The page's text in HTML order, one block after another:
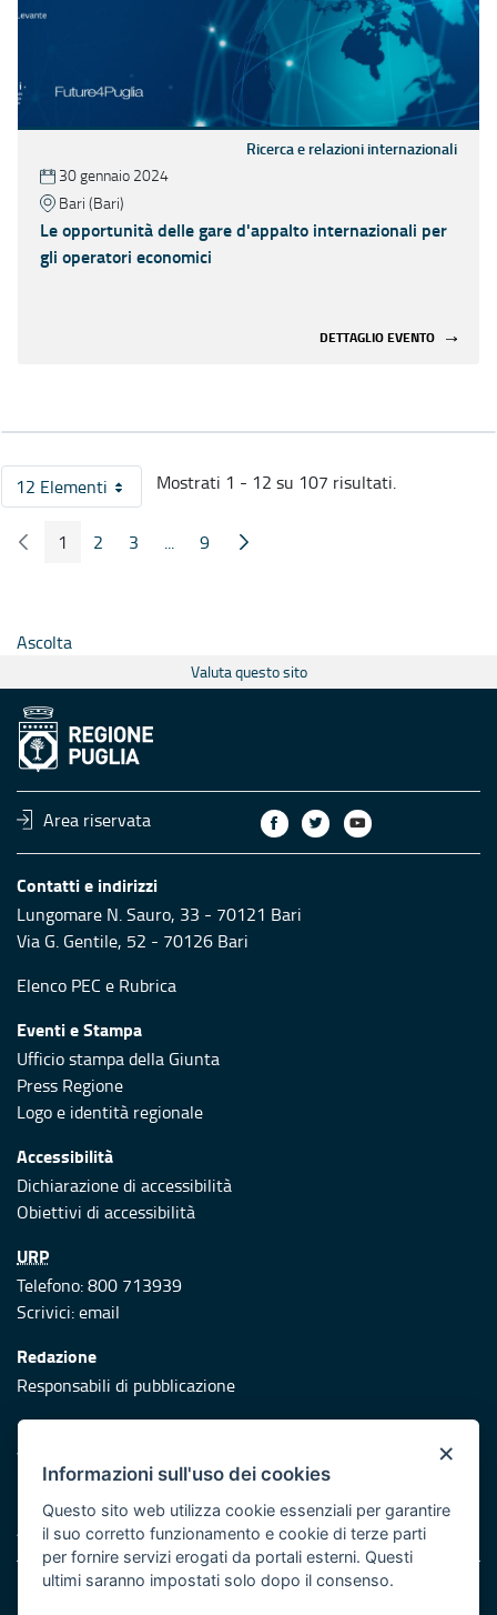
Ricerca e relazioni internazionali
30 gennaio 2024
Bari (Bari)
Le opportunità delle gare d'appalto internazionali per
gli operatori economici
DETTAGLIO EVENTO
12 ElementiPer pagina
Mostrati 1 - 12 su 107 risultati.
Pagina Precedente
Pagina
1 Pagina
2 Pagina
3 ...
Pagine intermedie
Pagina
9 Pagina Seguente
Ascolta
Valuta questo sito
Area riservata
Contatti e indirizzi
Lungomare N. Sauro, 33 - 70121 Bari
Via G. Gentile, 52 - 70126 Bari
Elenco PEC e Rubrica
Eventi e Stampa
Ufficio stampa della Giunta
Press Regione
Logo e identità regionale
Accessibilità
Dichiarazione di accessibilità
Obiettivi di accessibilità
URP
Telefono: 800 713939
Scrivici:email
Redazione
Responsabili di pubblicazione
Protezione civile
Vai al sito di Protezione Civile Puglia
Iniziativa finanziata con risorse del POR Puglia 2014/2020 -
Asse XI
Note legali
×
Informazioni sull'uso dei cookies
Questo sito web utilizza cookie essenziali per garantire
il suo corretto funzionamento e cookie di terze parti
per fornire servizi erogati da portali esterni. Questi
ultimi saranno impostati solo dopo il consenso.